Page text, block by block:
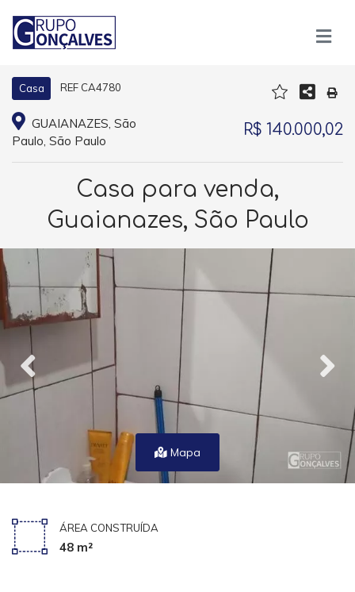
Casa REF CA4780
GUAIANAZES, São
Paulo, São Paulo
R$ 140.000,02
Casa para venda,
Guaianazes, São Paulo
Mapa
ÁREA CONSTRUÍDA
48 m²